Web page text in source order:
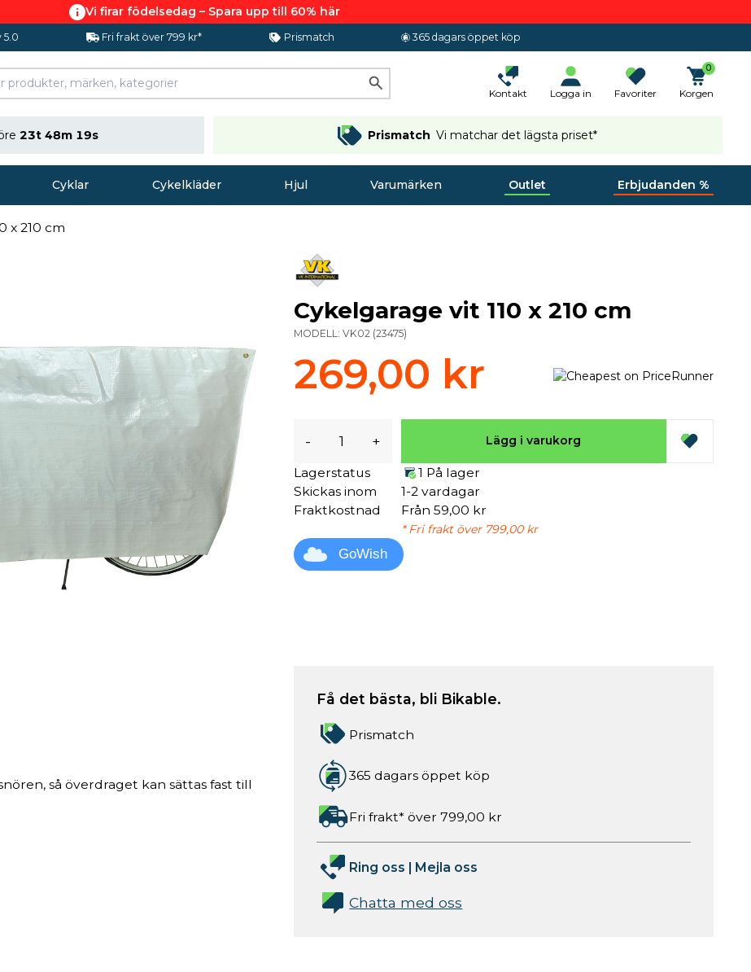
Vi firar födelsedag – Spara upp till 60% här
5.0 Fri frakt över 799 kr* Prismatch 365 dagars öppet köp
Kontakt Logga in Favoriter
0
Korgen
23t 48m 18s Prismatch Vi matchar det lägsta priset*
Cyklar Cykelkläder Hjul Varumärken Outlet Erbjudanden %
x 210 cm
så överdraget kan sättas fast till
Cykelgarage vit 110 x 210 cm
MODELL:VK02 (23475)
269,00 kr
- + Lägg i varukorg
Lagerstatus
1 På lager
Skickas inom
1-2 vardagar
Fraktkostnad
Från 59,00 kr
* Fri frakt över 799,00 kr
GoWish
Få det bästa, bli Bikable.
Prismatch
365 dagars öppet köp
Fri frakt* över 799,00 kr
Ring oss | Mejla oss
Chatta med oss